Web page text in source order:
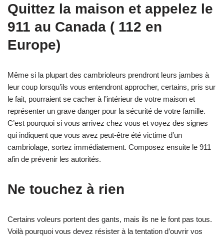
Quittez la maison et appelez le
911 au Canada ( 112 en
Europe)
Même si la plupart des cambrioleurs prendront leurs jambes à
leur coup lorsqu’ils vous entendront approcher, certains, pris sur
le fait, pourraient se cacher à l’intérieur de votre maison et
représenter un grave danger pour la sécurité de votre famille.
C’est pourquoi si vous arrivez chez vous et voyez des signes
qui indiquent que vous avez peut-être été victime d’un
cambriolage, sortez immédiatement. Composez ensuite le 911
afin de prévenir les autorités.
Ne touchez à rien
Certains voleurs portent des gants, mais ils ne le font pas tous.
Voilà pourquoi vous devez résister à la tentation d’ouvrir vos